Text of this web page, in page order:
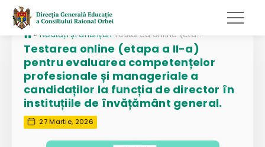
» Noutăți și anunțuri Testarea online (etapa a II-a) pentru evaluarea competențelor profesionale și manageriale a candidaților la funcția de director în instituțiile de învățământ general.
Testarea online (etapa a II-a)
pentru evaluarea competențelor
profesionale și manageriale a
candidaților la funcția de director în
instituțiile de învățământ general.
27 Martie, 2026